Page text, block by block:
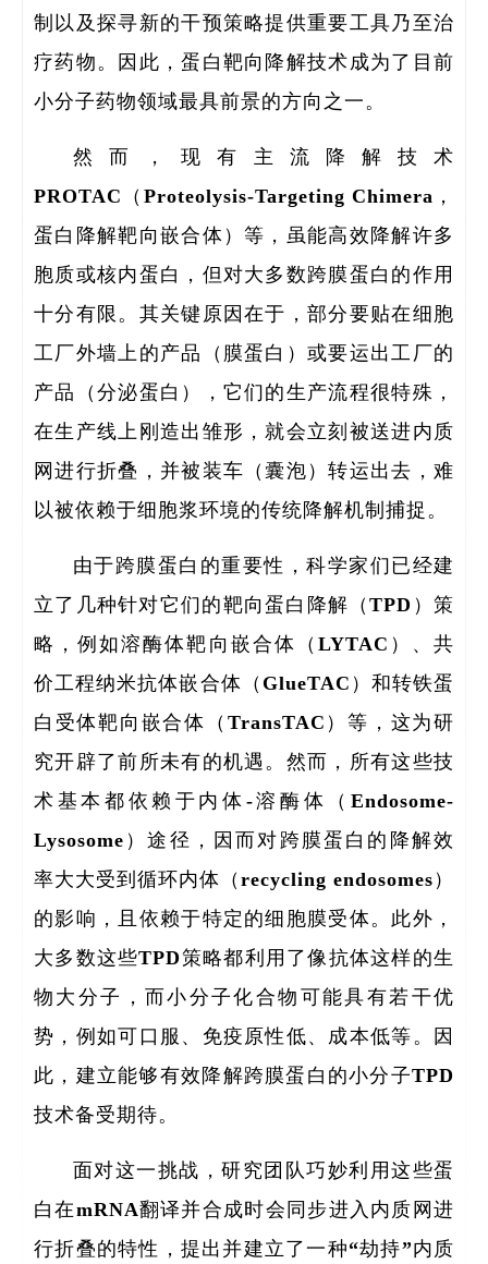
博士
制以及探寻新的干预策略提供重要工具乃至治
疗药物。因此，蛋白靶向降解技术成为了目前
小分子药物领域最具前景的方向之一。
然而，现有主流降解技术
PROTAC（Proteolysis-Targeting Chimera，
蛋白降解靶向嵌合体）等，虽能高效降解许多
胞质或核内蛋白，但对大多数跨膜蛋白的作用
十分有限。其关键原因在于，部分要贴在细胞
工厂外墙上的产品（膜蛋白）或要运出工厂的
产品（分泌蛋白），它们的生产流程很特殊，
在生产线上刚造出雏形，就会立刻被送进内质
网进行折叠，并被装车（囊泡）转运出去，难
以被依赖于细胞浆环境的传统降解机制捕捉。
由于跨膜蛋白的重要性，科学家们已经建
立了几种针对它们的靶向蛋白降解（TPD）策
略，例如溶酶体靶向嵌合体（LYTAC）、共
价工程纳米抗体嵌合体（GlueTAC）和转铁蛋
白受体靶向嵌合体（TransTAC）等，这为研
究开辟了前所未有的机遇。然而，所有这些技
术基本都依赖于内体-溶酶体（Endosome-
Lysosome）途径，因而对跨膜蛋白的降解效
率大大受到循环内体（recycling endosomes）
的影响，且依赖于特定的细胞膜受体。此外，
大多数这些TPD策略都利用了像抗体这样的生
物大分子，而小分子化合物可能具有若干优
势，例如可口服、免疫原性低、成本低等。因
此，建立能够有效降解跨膜蛋白的小分子TPD
技术备受期待。
面对这一挑战，研究团队巧妙利用这些蛋
白在mRNA翻译并合成时会同步进入内质网进
行折叠的特性，提出并建立了一种“劫持”内质